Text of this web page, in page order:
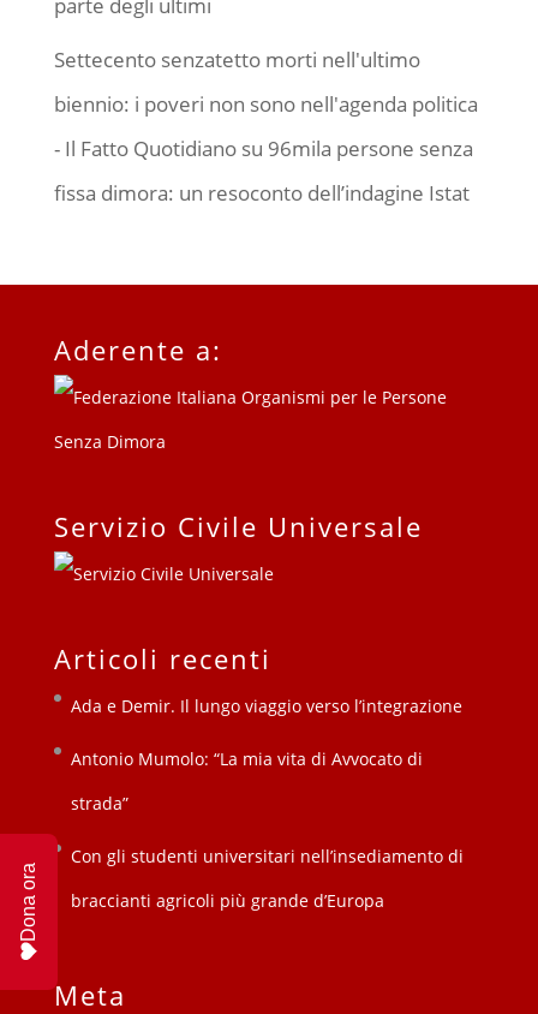
Settecento senzatetto morti nell'ultimo
biennio: i poveri non sono nell'agenda politica
- Il Fatto Quotidianosu 96mila persone senza
fissa dimora: un resoconto dell’indagine Istat
Aderente a:
Servizio Civile Universale
Articoli recenti
Ada e Demir. Il lungo viaggio verso l’integrazione
Antonio Mumolo: “La mia vita di Avvocato di
strada”
Con gli studenti universitari nell’insediamento di
braccianti agricoli più grande d’Europa
Meta
Dona ora